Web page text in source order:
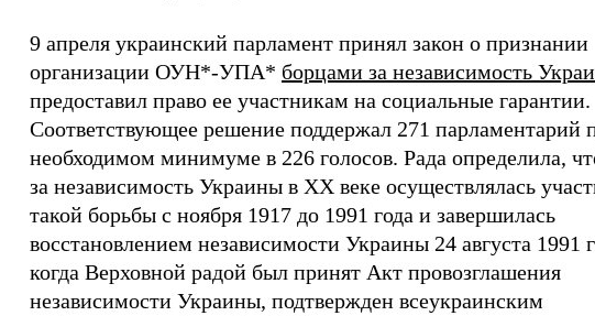
9 апреля украинский парламент принял закон о признании
организации ОУН*-УПА* борцами за независимость
предоставил право ее участникам на социальные гарантии.
Соответствующее решение поддержал 271 парламентарий
необходимом минимуме в 226 голосов. Рада определила,
за независимость Украины в ХХ веке осуществлялась
такой борьбы с ноября 1917 до 1991 года и завершилась
восстановлением независимости Украины 24 августа 1991
когда Верховной радой был принят Акт провозглашения
независимости Украины, подтвержден всеукраинским